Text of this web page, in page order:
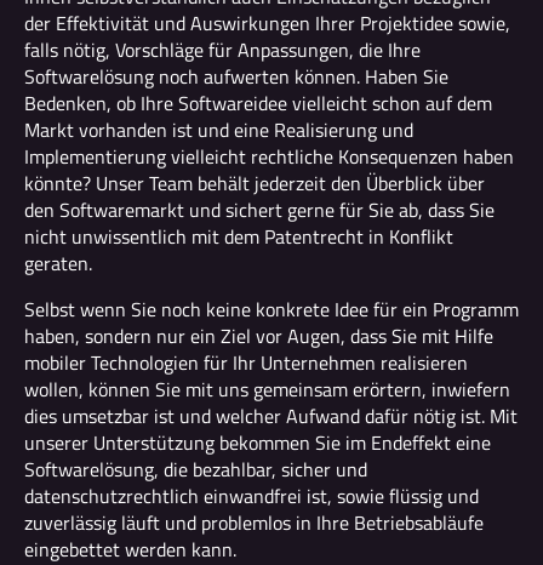
der Effektivität und Auswirkungen Ihrer Projektidee sowie,
falls nötig, Vorschläge für Anpassungen, die Ihre
Softwarelösung noch aufwerten können. Haben Sie
Bedenken, ob Ihre Softwareidee vielleicht schon auf dem
Markt vorhanden ist und eine Realisierung und
Implementierung vielleicht rechtliche Konsequenzen haben
könnte? Unser Team behält jederzeit den Überblick über
den Softwaremarkt und sichert gerne für Sie ab, dass Sie
nicht unwissentlich mit dem Patentrecht in Konflikt
geraten.
Selbst wenn Sie noch keine konkrete Idee für ein Programm
haben, sondern nur ein Ziel vor Augen, dass Sie mit Hilfe
mobiler Technologien für Ihr Unternehmen realisieren
wollen, können Sie mit uns gemeinsam erörtern, inwiefern
dies umsetzbar ist und welcher Aufwand dafür nötig ist. Mit
unserer Unterstützung bekommen Sie im Endeffekt eine
Softwarelösung, die bezahlbar, sicher und
datenschutzrechtlich einwandfrei ist, sowie flüssig und
zuverlässig läuft und problemlos in Ihre Betriebsabläufe
eingebettet werden kann.